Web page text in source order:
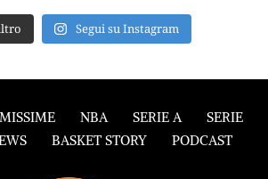
Segui su Instagram
NBA SERIE A
SERIE
BASKET STORY PODCAST